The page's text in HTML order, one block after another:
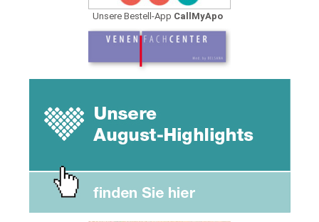
Unsere Bestell-App CallMyApo